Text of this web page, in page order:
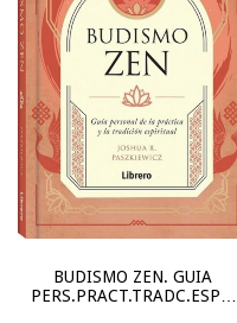
BUDISMO ZEN. GUIA
PERS.PRACT.TRADC.ESPR.